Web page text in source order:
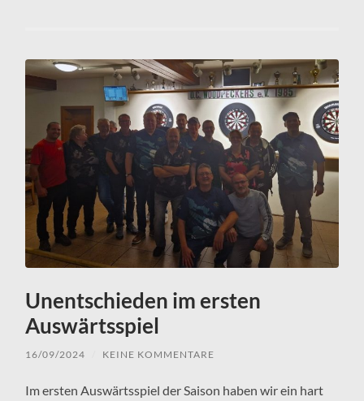
Unentschieden im ersten
Auswärtsspiel
16/09/2024 KEINE KOMMENTARE
Im ersten Auswärtsspiel der Saison haben wir ein hart